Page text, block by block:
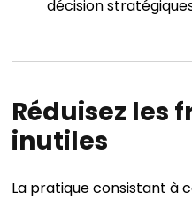
décision
Réduisez les
inutiles
La pratique consistant à